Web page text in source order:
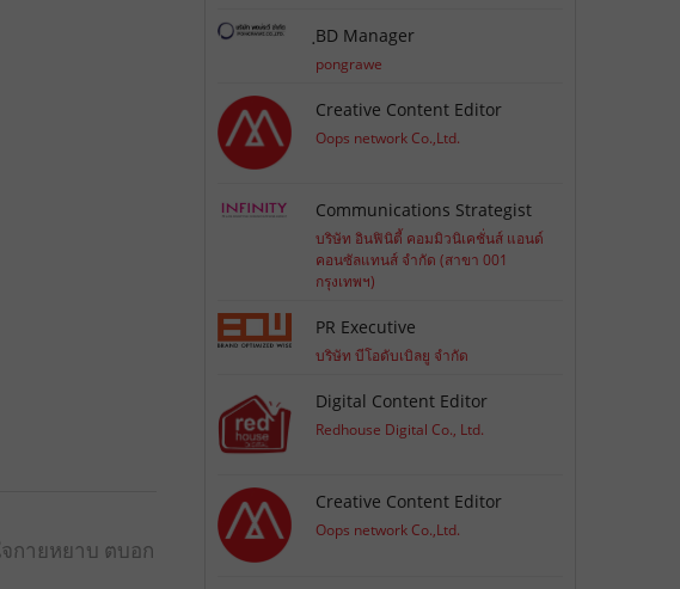
กายหยาบ ตบอก
ฺBD Manager
pongrawe
Creative Content Editor
Oops network Co.,Ltd.
Communications Strategist
บริษัท อินฟินิตี้ คอมมิวนิเคชั่นส์ แอนด์
คอนซัลแทนส์ จำกัด (สาขา 001
กรุงเทพฯ)
PR Executive
บริษัท บีโอดับเบิลยู จำกัด
Digital Content Editor
Redhouse Digital Co., Ltd.
Creative Content Editor
Oops network Co.,Ltd.